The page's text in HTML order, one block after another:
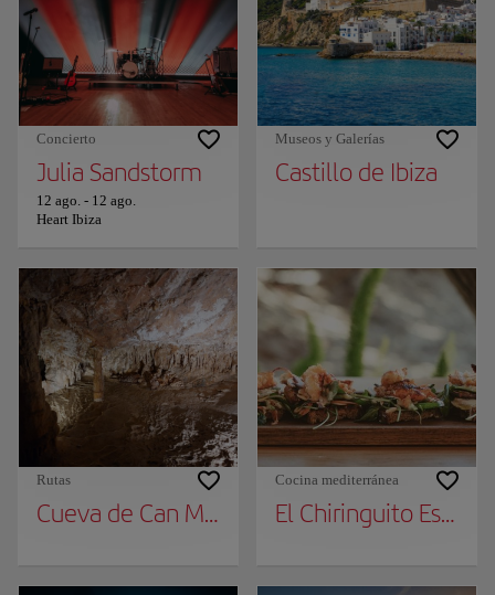
Concierto
Julia Sandstorm
12 ago. - 12 ago.
Heart Ibiza
Museos y Galerías
Castillo de Ibiza
Rutas
Cueva de Can Marçà
Cocina mediterránea
El Chiringuito Es